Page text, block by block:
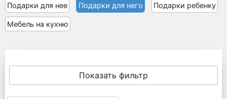
Подарки для нее Подарки для него Подарки ребенку
Мебель на кухню
Показать фильтр